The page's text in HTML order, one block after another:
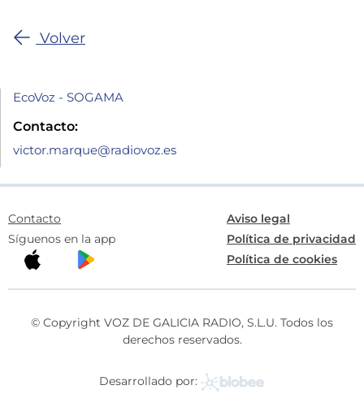
Volver
EcoVoz - SOGAMA
Contacto:
victor.marque@radiovoz.es
Contacto
Síguenos en la app
Aviso legal
Política de privacidad
Política de cookies
© Copyright VOZ DE GALICIA RADIO, S.L.U. Todos los
derechos reservados.
Desarrollado por: